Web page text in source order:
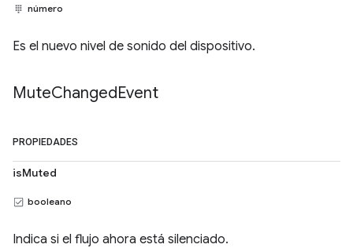
número
Es el nuevo nivel de sonido del dispositivo.
MuteChangedEvent
PROPIEDADES
isMuted
booleano
Indica si el flujo ahora está silenciado.